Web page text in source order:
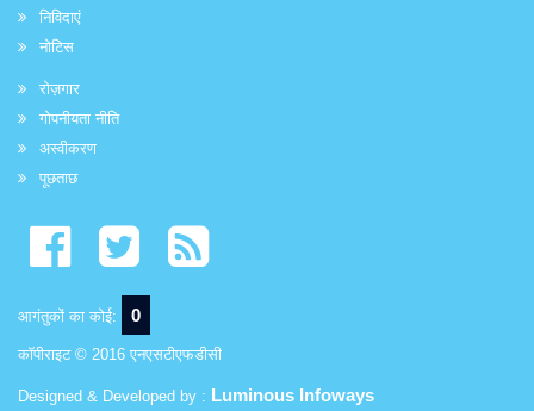
निविदाएं
नोटिस
रोज़गार
गोपनीयता नीति
अस्वीकरण
पूछताछ
आगंतुकों का कोई: 0
कॉपीराइट © 2016 एनएसटीएफडीसी
Designed & Developed by : Luminous Infoways